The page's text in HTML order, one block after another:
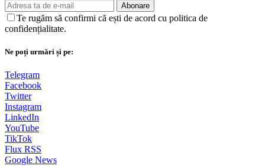
Abonare
Te rugăm să confirmi că ești de acord cu politica de
confidențialitate.
Ne poți urmări și pe:
Telegram
Facebook
Twitter
Instagram
LinkedIn
YouTube
TikTok
Flux RSS
Google News